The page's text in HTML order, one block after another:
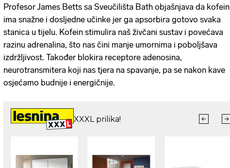
Profesor James Betts sa Sveučilišta Bath objašnjava da kofein
ima snažne i dosljedne učinke jer ga apsorbira gotovo svaka
stanica u tijelu. Kofein stimulira naš živčani sustav i povećava
razinu adrenalina, što nas čini manje umornima i poboljšava
izdržljivost. Također blokira receptore adenosina,
neurotransmitera koji nas tjera na spavanje, pa se nakon kave
osjećamo budnije i energičnije.